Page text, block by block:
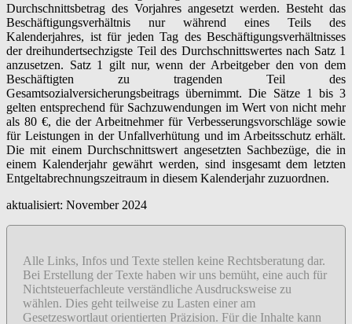
Durchschnittsbetrag des Vorjahres angesetzt werden. Besteht das
Beschäftigungsverhältnis nur während eines Teils des
Kalenderjahres, ist für jeden Tag des Beschäftigungsverhältnisses
der dreihundertsechzigste Teil des Durchschnittswertes nach Satz 1
anzusetzen. Satz 1 gilt nur, wenn der Arbeitgeber den von dem
Beschäftigten zu tragenden Teil des
Gesamtsozialversicherungsbeitrags übernimmt. Die Sätze 1 bis 3
gelten entsprechend für Sachzuwendungen im Wert von nicht mehr
als 80 €, die der Arbeitnehmer für Verbesserungsvorschläge sowie
für Leistungen in der Unfallverhütung und im Arbeitsschutz erhält.
Die mit einem Durchschnittswert angesetzten Sachbezüge, die in
einem Kalenderjahr gewährt werden, sind insgesamt dem letzten
Entgeltabrechnungszeitraum in diesem Kalenderjahr zuzuordnen.
aktualisiert: November 2024
Alle Links, Infos und Texte stellen keine Rechtsberatung dar.
Bei Erstellung der Texte haben wir uns bemüht, eine auch für
Nichtsteuerfachleute verständliche Ausdrucksweise zu
wählen. Dies geht teilweise zu Lasten einer am
Gesetzeswortlaut orientierten Präzision. Für die Inhalte kann